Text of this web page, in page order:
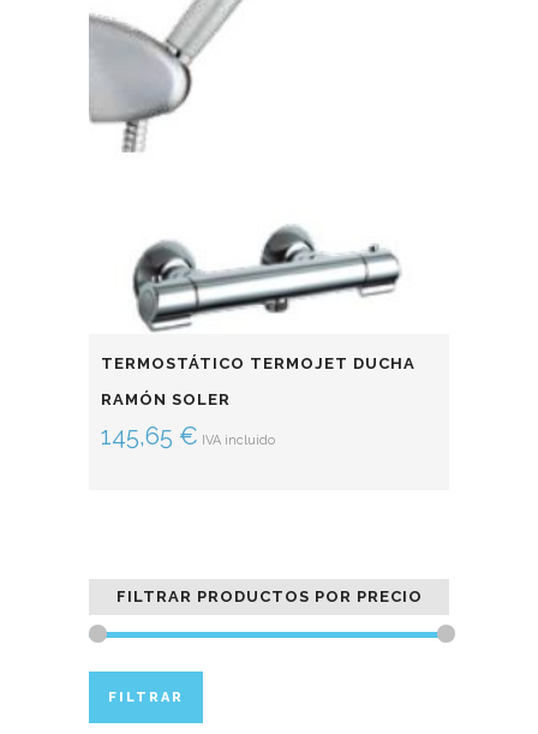
TERMOSTÁTICO TERMOJET DUCHA
RAMÓN SOLER
145,65 € IVA incluido
FILTRAR PRODUCTOS POR PRECIO
FILTRAR